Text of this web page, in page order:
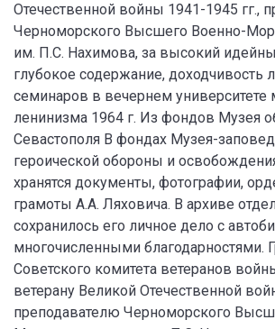
Отечественной войны 1941-1945 гг.,
Черноморского Высшего Военно-
им. П.С. Нахимова, за высокий
глубокое содержание, доходчивость
семинаров в вечернем университете
ленинизма 1964 г. Из фондов Музея
Севастополя В фондах Музея-
героической обороны и
хранятся документы, фотографии,
грамоты А.А. Ляховича. В архиве
сохранилось его личное дело с
многочисленными благодарностями.
Советского комитета ветеранов
ветерану Великой Отечественной
преподавателю Черноморского